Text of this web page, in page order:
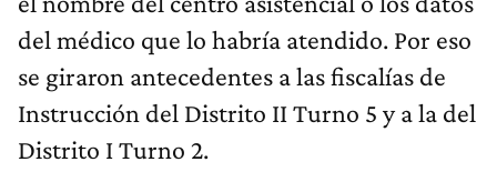
del médico que lo habría atendido. Por eso
se giraron antecedentes a las fiscalías de
Instrucción del Distrito II Turno 5 y a la del
Distrito I Turno 2.